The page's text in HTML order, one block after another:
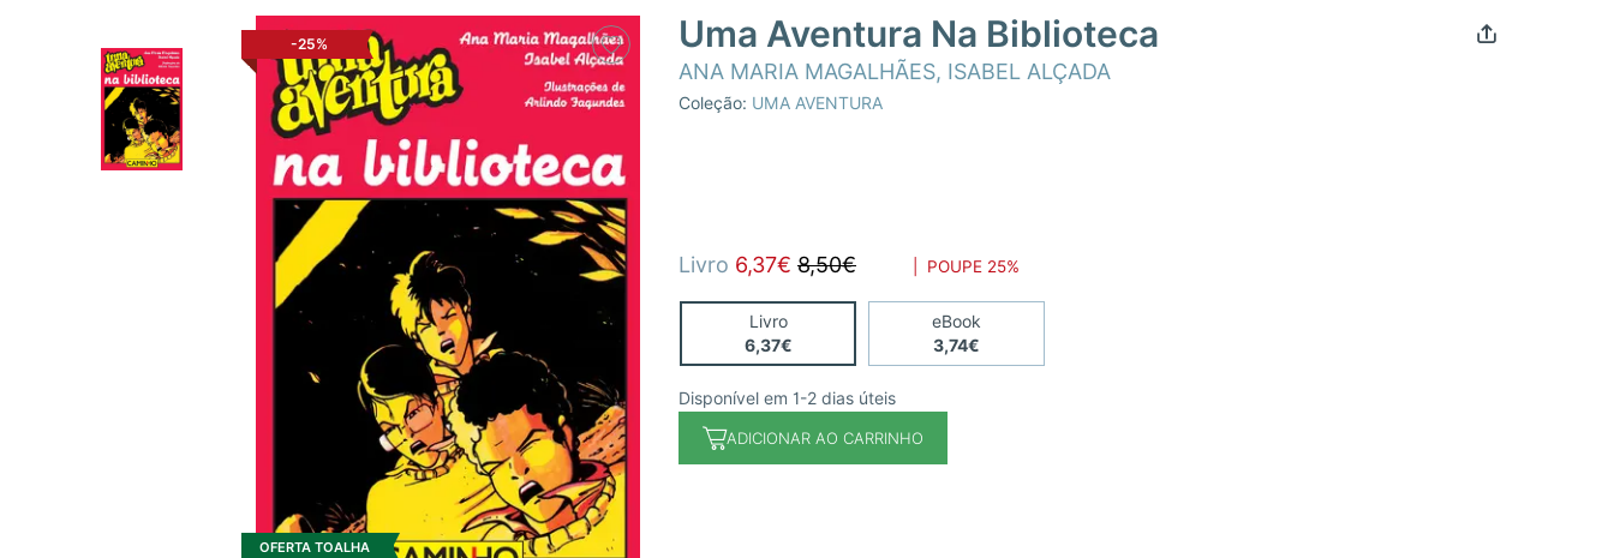
Uma Aventura Na Biblioteca
ANA MARIA MAGALHÃES, ISABEL ALÇADA
Coleção: UMA AVENTURA
-25%
OFERTA TOALHA
Livro 6,37€ 8,50€ | POUPE 25%
Livro
6,37€
eBook
3,74€
Disponível em 1-2 dias úteis
ADICIONAR AO CARRINHO